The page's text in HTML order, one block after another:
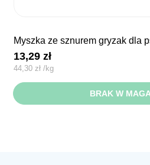
myszka ze sznurem gryzak dla
13,29zł
44,30zł /kg
BRAK W